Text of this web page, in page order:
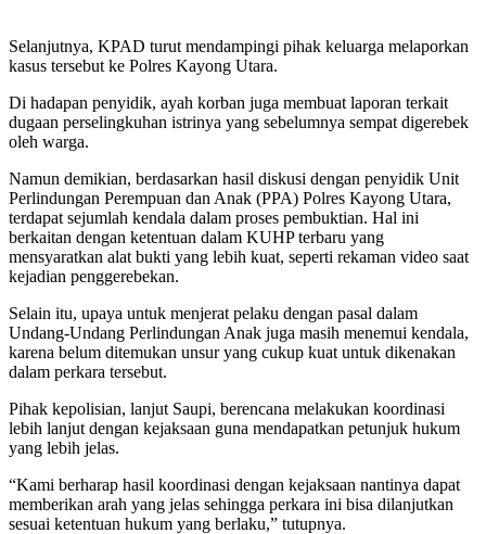
Selanjutnya, KPAD turut mendampingi pihak keluarga melaporkan
kasus tersebut ke Polres Kayong Utara.
Di hadapan penyidik, ayah korban juga membuat laporan terkait
dugaan perselingkuhan istrinya yang sebelumnya sempat digerebek
oleh warga.
Namun demikian, berdasarkan hasil diskusi dengan penyidik Unit
Perlindungan Perempuan dan Anak (PPA) Polres Kayong Utara,
terdapat sejumlah kendala dalam proses pembuktian. Hal ini
berkaitan dengan ketentuan dalam KUHP terbaru yang
mensyaratkan alat bukti yang lebih kuat, seperti rekaman video saat
kejadian penggerebekan.
Selain itu, upaya untuk menjerat pelaku dengan pasal dalam
Undang-Undang Perlindungan Anak juga masih menemui kendala,
karena belum ditemukan unsur yang cukup kuat untuk dikenakan
dalam perkara tersebut.
Pihak kepolisian, lanjut Saupi, berencana melakukan koordinasi
lebih lanjut dengan kejaksaan guna mendapatkan petunjuk hukum
yang lebih jelas.
“Kami berharap hasil koordinasi dengan kejaksaan nantinya dapat
memberikan arah yang jelas sehingga perkara ini bisa dilanjutkan
sesuai ketentuan hukum yang berlaku,” tutupnya.